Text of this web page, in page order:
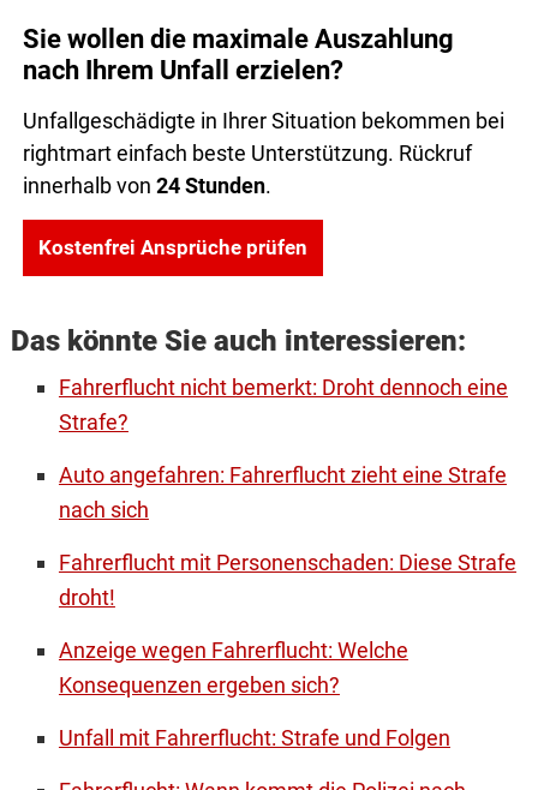
Sie wollen die maximale Auszahlung
nach Ihrem Unfall erzielen?
Unfallgeschädigte in Ihrer Situation bekommen bei
rightmart einfach beste Unterstützung. Rückruf
innerhalb von 24 Stunden.
Kostenfrei Ansprüche prüfen
Das könnte Sie auch interessieren:
Fahrerflucht nicht bemerkt: Droht dennoch eine
Strafe?
Auto angefahren: Fahrerflucht zieht eine Strafe
nach sich
Fahrerflucht mit Personenschaden: Diese Strafe
droht!
Anzeige wegen Fahrerflucht: Welche
Konsequenzen ergeben sich?
Unfall mit Fahrerflucht: Strafe und Folgen